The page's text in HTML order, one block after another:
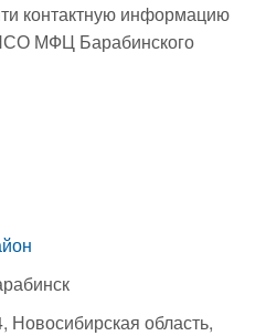
контактную информацию
МФЦ Барабинского
Новосибирская область,